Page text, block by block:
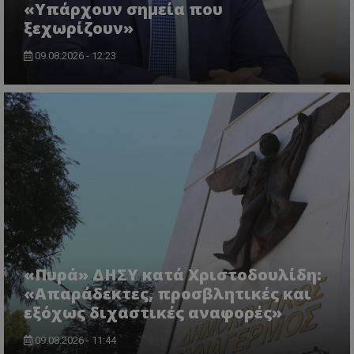
«Υπάρχουν σημεία που
ξεχωρίζουν»
09.08.2026 - 12:23
«Πυρά» ΔΗΣΥ κατά Χριστοδουλίδη:
«Απαράδεκτες, προσβλητικές και
εξόχως διχαστικές αναφορές»
09.08.2026 - 11:44
Microsoft Corporation